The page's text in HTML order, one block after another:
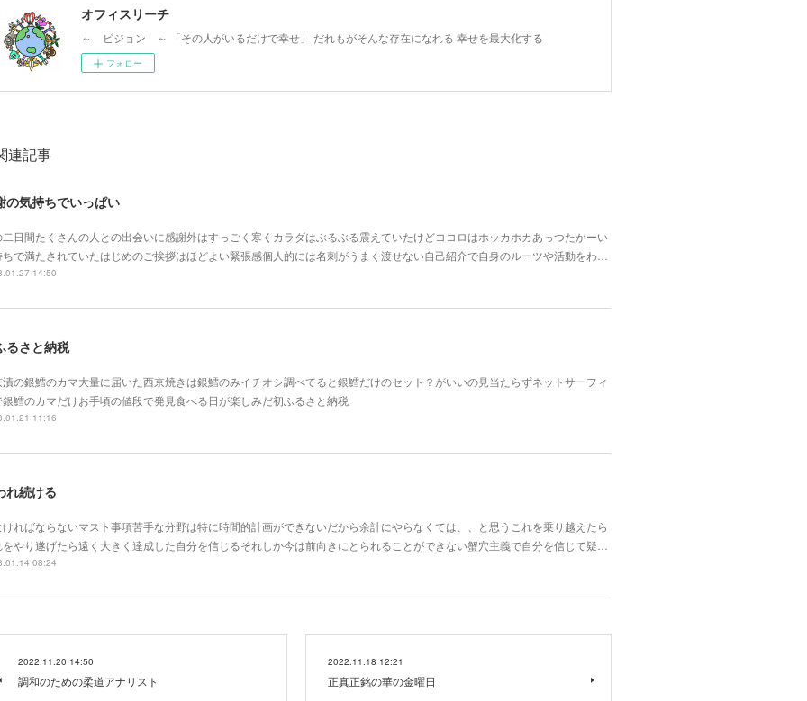
オフィスリーチ
～ ビジョン ～ 「その人がいるだけで幸せ」 だれもがそんな存在になれる 幸せを最大化する
フォロー
連記事
の気持ちでいっぱい
二日間たくさんの人との出会いに感謝外はすっごく寒くカラダはぶるぶる震えていたけどココロはホッカホカあっつたかーい
で満たされていたはじめのご挨拶はほどよい緊張感個人的には名刺がうまく渡せない自己紹介で自身のルーツや活動をわ…
14:50
るさと納税
の銀鱈のカマ大量に届いた西京焼きは銀鱈のみイチオシ調べてると銀鱈だけのセット？がいいの見当たらずネットサーフィ
銀鱈のカマだけお手頃の値段で発見食べる日が楽しみだ初ふるさと納税
11:16
れ続ける
ければならないマスト事項苦手な分野は特に時間的計画ができないだから余計にやらなくては、、と思うこれを乗り越えたら
をやり遂げたら遠く大きく達成した自分を信じるそれしか今は前向きにとられることができない蟹穴主義で自分を信じて疑…
08:24
2022.11.20 14:50
調和のための柔道アナリスト
2022.11.18 12:21
正真正銘の華の金曜日